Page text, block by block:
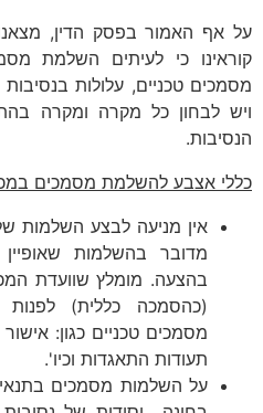
על אף האמור בפסק הדין,
קוראינו כי לעיתים השלמת
מסמכים טכניים, עלולות בנסיבות
ויש לבחון כל מקרה ומקרה
הנסיבות.
כללי אצבע להשלמת מסמכים
אין מניעה לבצע השלמות
מדובר בהשלמות
בהצעה. מומלץ שוועדת
(כהסמכה כללית)
מסמכים טכניים כגון:
תעודות התאגדות וכיו'.
על השלמות מסמכים